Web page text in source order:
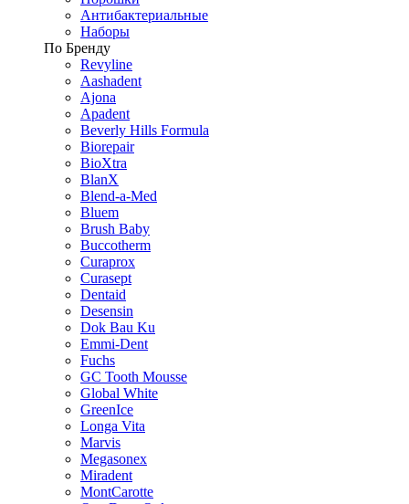
Антибактериальные
Наборы
По Бренду
Revyline
Aashadent
Ajona
Apadent
Beverly Hills Formula
Biorepair
BioXtra
BlanX
Blend-a-Med
Bluem
Brush Baby
Buccotherm
Curaprox
Curasept
Dentaid
Desensin
Dok Bau Ku
Emmi-Dent
Fuchs
GC Tooth Mousse
Global White
GreenIce
Longa Vita
Marvis
Megasonex
Miradent
MontCarotte